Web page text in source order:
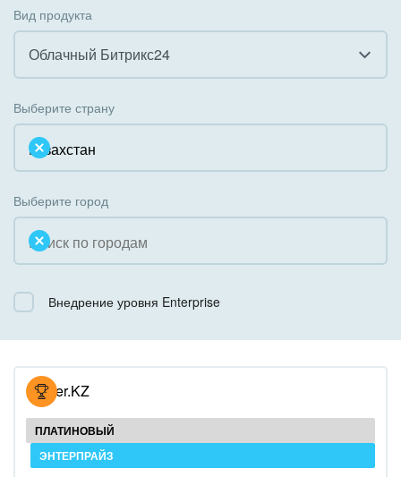
Интеграция с 1С
Организация задач и проектов
Внедрение Бизнес-процессов
Системное администрирование
Интернет-магазин и CRM
Крупные корпоративные внедрения
Внедрение для медицины
Внедрение для гос.организаций
Внедрение онлайн-продаж
Внедрение онлайн-офиса / Интранета
Государственные организации
Коммунальные услуги, ЖКХ
Некоммерческие, религиозные организации,
Недвижимость, риэлтерские компании
Образование, наука
Общественно-политические организации
Охрана, безопасность
Промышленность
СМИ, издательства, справочники
Страхование
Вид продукта
Облачный Битрикс24
Облачный Битрикс24
Коробочная версия
Выберите страну
Выберите город
Внедрение уровня Enterprise
Hoster.KZ
ПЛАТИНОВЫЙ
ЭНТЕРПРАЙЗ